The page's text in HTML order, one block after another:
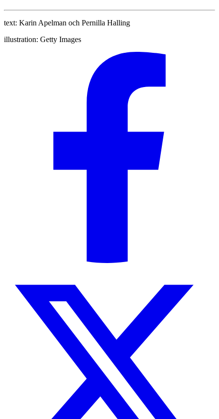
text: Karin Apelman och Pernilla Halling
illustration: Getty Images